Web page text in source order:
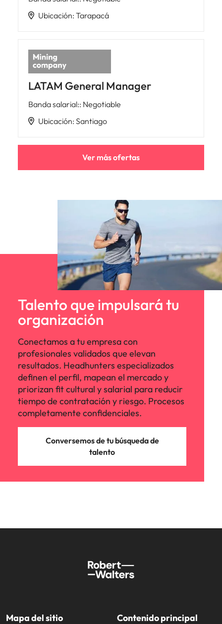
Ubicación: Tarapacá
LATAM General Manager
Banda salarial:: Negotiable
Ubicación: Santiago
Ver más ofertas
Talento que impulsará tu
organización
Conectamos a tu empresa con
profesionales validados que elevan
resultados. Headhunters especializados
definen el perfil, mapean el mercado y
priorizan fit cultural y salarial para reducir
tiempo de contratación y riesgo. Procesos
completamente confidenciales.
Conversemos de tu búsqueda de
talento
Mapa del sitio Contenido principal